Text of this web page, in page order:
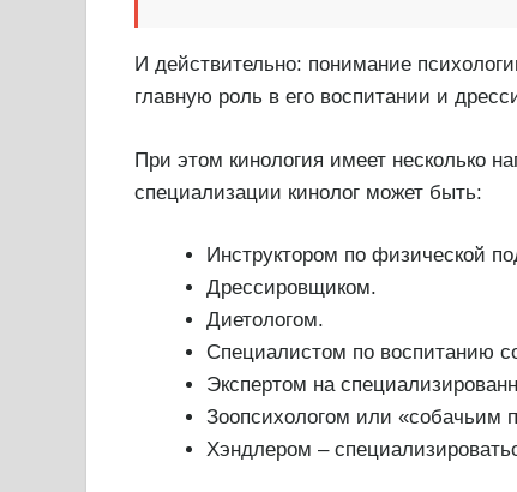
И действительно: понимание
главную роль в его воспитании и
При этом кинология имеет несколько
специализации кинолог может быть:
Инструктором по физической
Дрессировщиком.
Диетологом.
Специалистом по воспитанию
Экспертом на
Зоопсихологом или «собачьим
Хэндлером –